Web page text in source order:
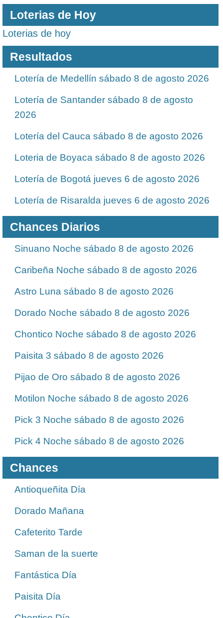
Loterias de Hoy
Loterias de hoy
Resultados
Lotería de Medellín sábado 8 de agosto 2026
Lotería de Santander sábado 8 de agosto
2026
Lotería del Cauca sábado 8 de agosto 2026
Loteria de Boyaca sábado 8 de agosto 2026
Lotería de Bogotá jueves 6 de agosto 2026
Lotería de Risaralda jueves 6 de agosto 2026
Chances Diarios
Sinuano Noche sábado 8 de agosto 2026
Caribeña Noche sábado 8 de agosto 2026
Astro Luna sábado 8 de agosto 2026
Dorado Noche sábado 8 de agosto 2026
Chontico Noche sábado 8 de agosto 2026
Paisita 3 sábado 8 de agosto 2026
Pijao de Oro sábado 8 de agosto 2026
Motilon Noche sábado 8 de agosto 2026
Pick 3 Noche sábado 8 de agosto 2026
Pick 4 Noche sábado 8 de agosto 2026
Chances
Antioqueñita Día
Dorado Mañana
Cafeterito Tarde
Saman de la suerte
Fantástica Día
Paisita Día